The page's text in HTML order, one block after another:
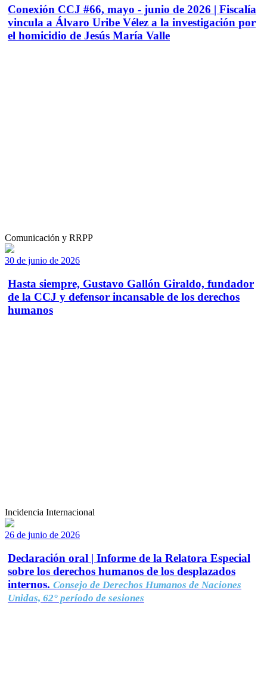
Conexión CCJ #66, mayo - junio de 2026 | Fiscalía
vincula a Álvaro Uribe Vélez a la investigación por
el homicidio de Jesús María Valle
Comunicación y RRPP
30 de junio de 2026
Hasta siempre, Gustavo Gallón Giraldo, fundador
de la CCJ y defensor incansable de los derechos
humanos
Incidencia Internacional
26 de junio de 2026
Declaración oral | Informe de la Relatora Especial
sobre los derechos humanos de los desplazados
internos. Consejo de Derechos Humanos de Naciones
Unidas, 62° período de sesiones